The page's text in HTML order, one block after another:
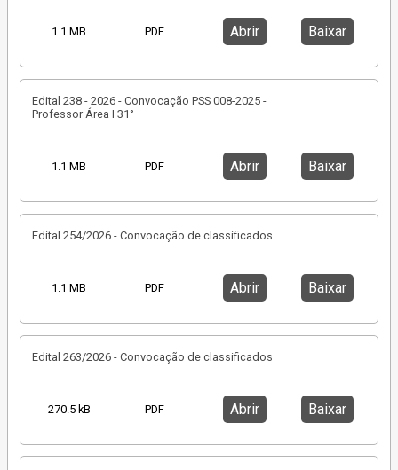
1.1 MB PDF Abrir Baixar
Edital 238 - 2026 - Convocação PSS 008-2025 -
Professor Área I 31°
1.1 MB PDF Abrir Baixar
Edital 254/2026 - Convocação de classificados
1.1 MB PDF Abrir Baixar
Edital 263/2026 - Convocação de classificados
270.5 kB PDF Abrir Baixar